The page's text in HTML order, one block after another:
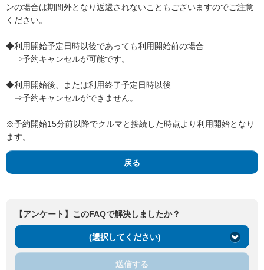
ンの場合は期間外となり返還されないこともございますのでご注意
ください。
◆利用開始予定日時以後であっても利用開始前の場合
⇒予約キャンセルが可能です。
◆利用開始後、または利用終了予定日時以後
⇒予約キャンセルができません。
※予約開始15分前以降でクルマと接続した時点より利用開始となり
ます。
戻る
【アンケート】このFAQで解決しましたか？
(選択してください)
送信する